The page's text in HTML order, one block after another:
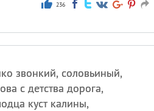
236
звонкий, соловьиный,
с детства дорога,
куст калины,